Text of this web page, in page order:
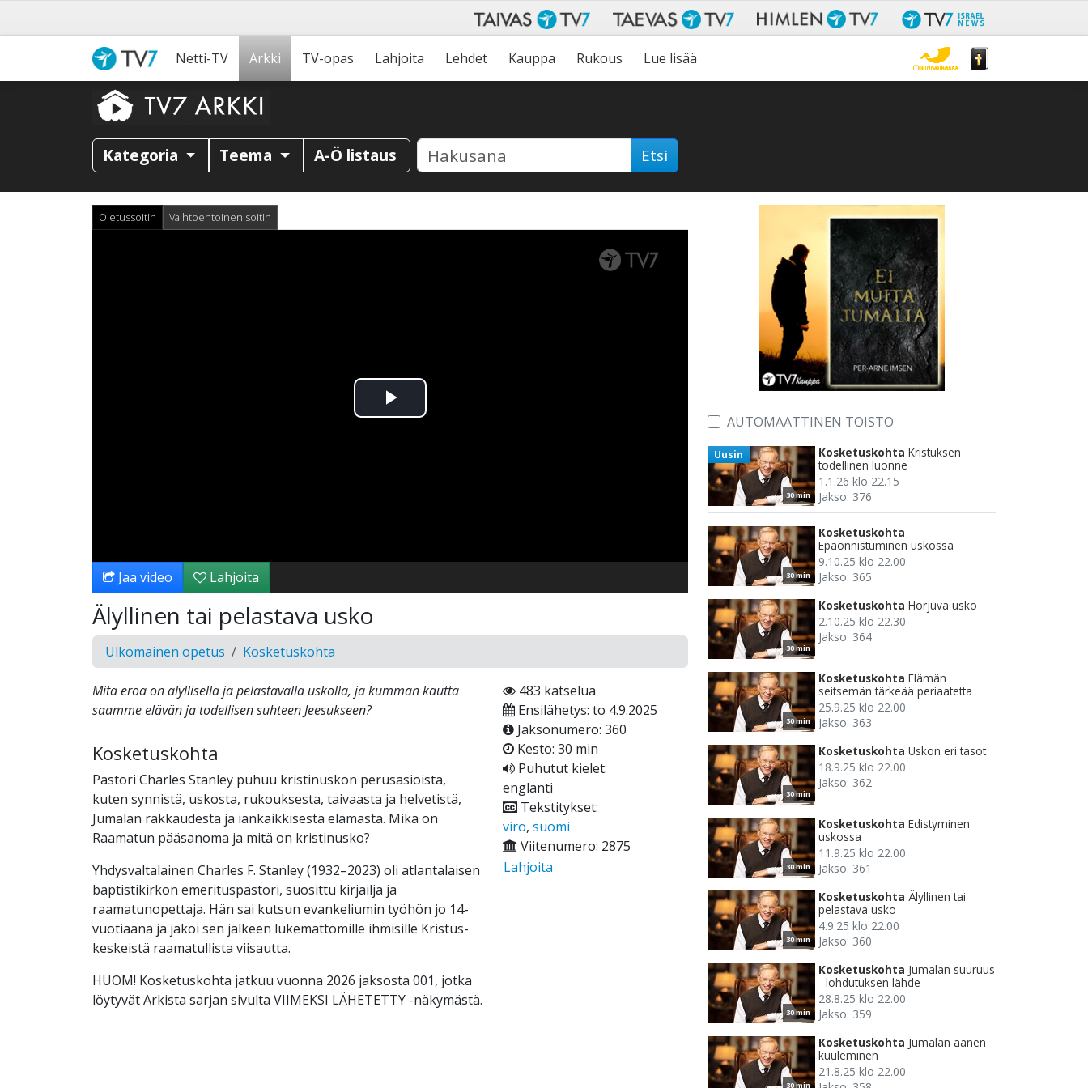
Netti-TV Arkki TV-opas Lahjoita Lehdet Kauppa Rukous Lue lisää
Kategoria Teema A-Ö listaus Etsi
Oletussoitin Vaihtoehtoinen soitin
Toista
Jaa video Lahjoita
Älyllinen tai pelastava usko
Ulkomainen opetus Kosketuskohta
Mitä eroa on älyllisellä ja pelastavalla uskolla, ja kumman kautta
saamme elävän ja todellisen suhteen Jeesukseen?
Kosketuskohta
Pastori Charles Stanley puhuu kristinuskon perusasioista,
kuten synnistä, uskosta, rukouksesta, taivaasta ja helvetistä,
Jumalan rakkaudesta ja iankaikkisesta elämästä. Mikä on
Raamatun pääsanoma ja mitä on kristinusko?
Yhdysvaltalainen Charles F. Stanley (1932–2023) oli atlantalaisen
baptistikirkon emerituspastori, suosittu kirjailja ja
raamatunopettaja. Hän sai kutsun evankeliumin työhön jo 14-
vuotiaana ja jakoi sen jälkeen lukemattomille ihmisille Kristus-
keskeistä raamatullista viisautta.
HUOM! Kosketuskohta jatkuu vuonna 2026 jaksosta 001, jotka
löytyvät Arkista sarjan sivulta VIIMEKSI LÄHETETTY -näkymästä.
483 katselua
Ensilähetys: to 4.9.2025
Jaksonumero: 360
Kesto: 30 min
Puhutut kielet:
englanti
Tekstitykset:
viro, suomi
Viitenumero: 2875
Lahjoita
AUTOMAATTINEN TOISTO
30 min
Uusin Kosketuskohta Kristuksen
todellinen luonne
1.1.26 klo 22.15
Jakso: 376
30 min
Kosketuskohta
Epäonnistuminen uskossa
9.10.25 klo 22.00
Jakso: 365
30 min
Kosketuskohta Horjuva usko
2.10.25 klo 22.30
Jakso: 364
30 min
Kosketuskohta Elämän
seitsemän tärkeää periaatetta
25.9.25 klo 22.00
Jakso: 363
30 min
Kosketuskohta Uskon eri tasot
18.9.25 klo 22.00
Jakso: 362
30 min
Kosketuskohta Edistyminen
uskossa
11.9.25 klo 22.00
Jakso: 361
30 min
Kosketuskohta Älyllinen tai
pelastava usko
4.9.25 klo 22.00
Jakso: 360
30 min
Kosketuskohta Jumalan suuruus
- lohdutuksen lähde
28.8.25 klo 22.00
Jakso: 359
30 min
Kosketuskohta Jumalan äänen
kuuleminen
21.8.25 klo 22.00